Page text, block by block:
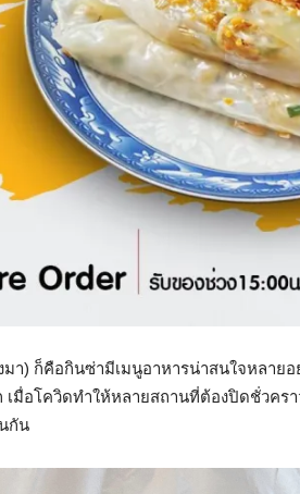
มา) ก็คือกินซ่ามีเมนูอาหารน่าสนใจหลาย
เมื่อโควิดทำให้หลายสถานที่ต้องปิดชั่วคร
กัน